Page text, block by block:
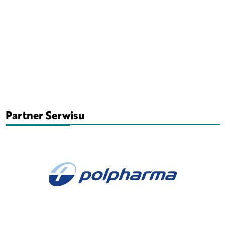
Partner Serwisu